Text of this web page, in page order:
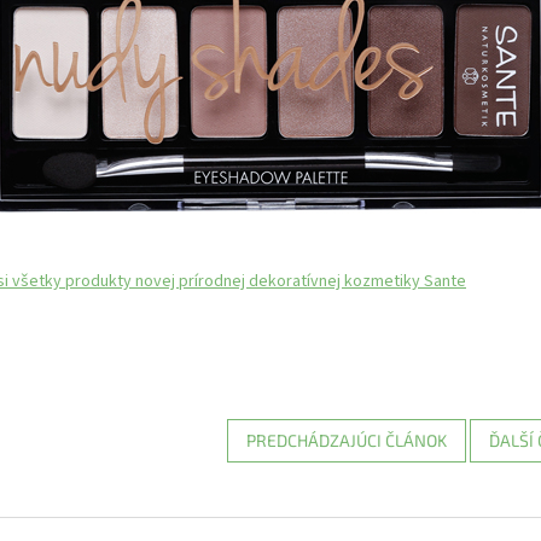
všetky produkty novej prírodnej dekoratívnej kozmetiky Sante
PREDCHÁDZAJÚCI ČLÁNOK ĎALŠÍ